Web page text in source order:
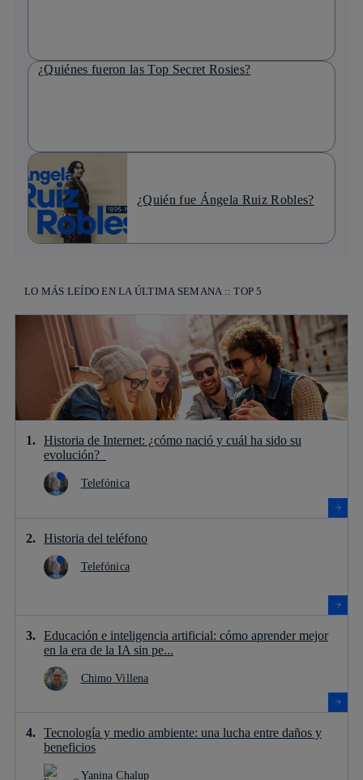
¿Quiénes fueron las Top Secret Rosies?
¿Quién fue Ángela Ruiz Robles?
LO MÁS LEÍDO EN LA ÚLTIMA SEMANA :: TOP 5
Historia de Internet: ¿cómo nació y cuál ha sido su
evolución?
Telefónica
Historia del teléfono
Telefónica
Educación e inteligencia artificial: cómo aprender mejor
en la era de la IA sin pe...
Chimo Villena
Tecnología y medio ambiente: una lucha entre daños y
beneficios
Yanina Chalup